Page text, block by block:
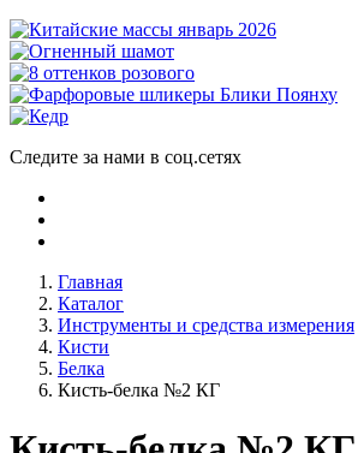
Следите за нами в соц.сетях
Главная
Каталог
Инструменты и средства измерения
Кисти
Белка
Кисть-белка №2 КГ